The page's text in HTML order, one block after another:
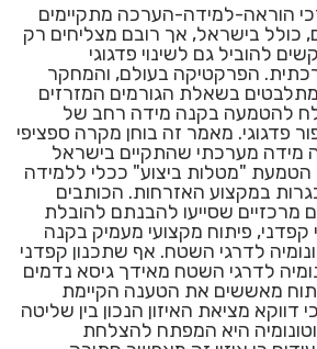
הוראה-למידה-הערכה מתקיימים
כולל בישראל, אך רובם מצליחים רק
להוביל גם לשינוי פדגוגי
הפרקטיקה בעולם, והמחקר
מתלבטים בשאלת הגורמים המזרזים
להטמעה בקנה מידה רחב של
פדגוגי. מאמר זה בוחן מקרה ספציפי
מידה מערכתי שהתקיים בישראל
2012-2007: הטמעת "מטלות ביצוע" ככלי ללמידה
במקצוע האזרחות. הכותבים
מרכזיים שסייעו להבנתם להובלת
קפדני, פיתוח מקצועי מעמיק בקנה
לדרגי השטח. אף שתכנון קפדני
לדרגי השטח מאידך גיסא נדמים
מאששים את הטענה הקיימת
מציאת האיזון הנכון בין שליטה
היא המפתח להצלחת